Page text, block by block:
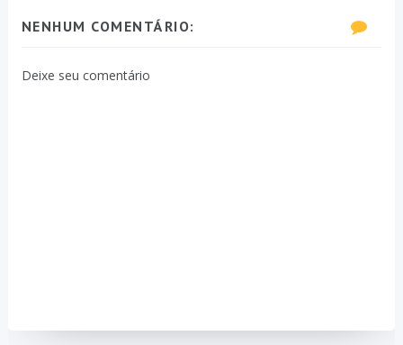
NENHUM COMENTÁRIO:
Deixe seu comentário